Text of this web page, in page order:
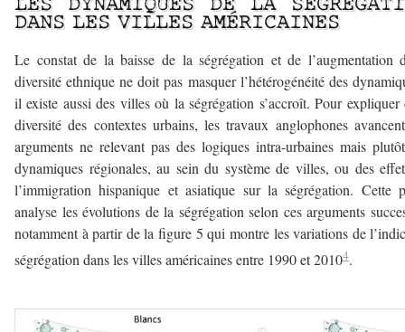
DANS LES VILLES AMÉRICAINES
Le constat de la baisse de la ségrégation et de l’augmentation
diversité ethnique ne doit pas masquer l’hétérogénéité des
il existe aussi des villes où la ségrégation s’accroît. Pour expliquer
diversité des contextes urbains, les travaux anglophones
arguments ne relevant pas des logiques intra-urbaines mais
dynamiques régionales, au sein du système de villes, ou des
l’immigration hispanique et asiatique sur la ségrégation. Cette
analyse les évolutions de la ségrégation selon ces arguments
notamment à partir de la figure 5 qui montre les variations de
ségrégation dans les villes américaines entre 1990 et 20104.